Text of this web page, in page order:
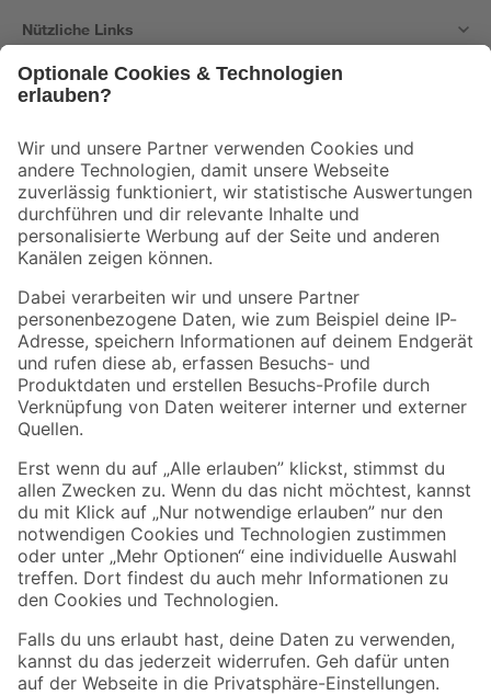
Nützliche Links
Der toom Newsletter: Keine Angebote und Aktionen mehr verpassen!
Zur Newsletter Anmeldung
Folge uns
Zahlungsarten Versandarten
Sicher einkaufen
Jetzt die toom-App herunterladen
Alle Preisangaben in EUR inkl. gesetzl. MwSt.. Die dargestellten Angebote sind unter
Umständen nicht in allen Märkten verfügbar. Die angegebenen Verfügbarkeiten beziehen